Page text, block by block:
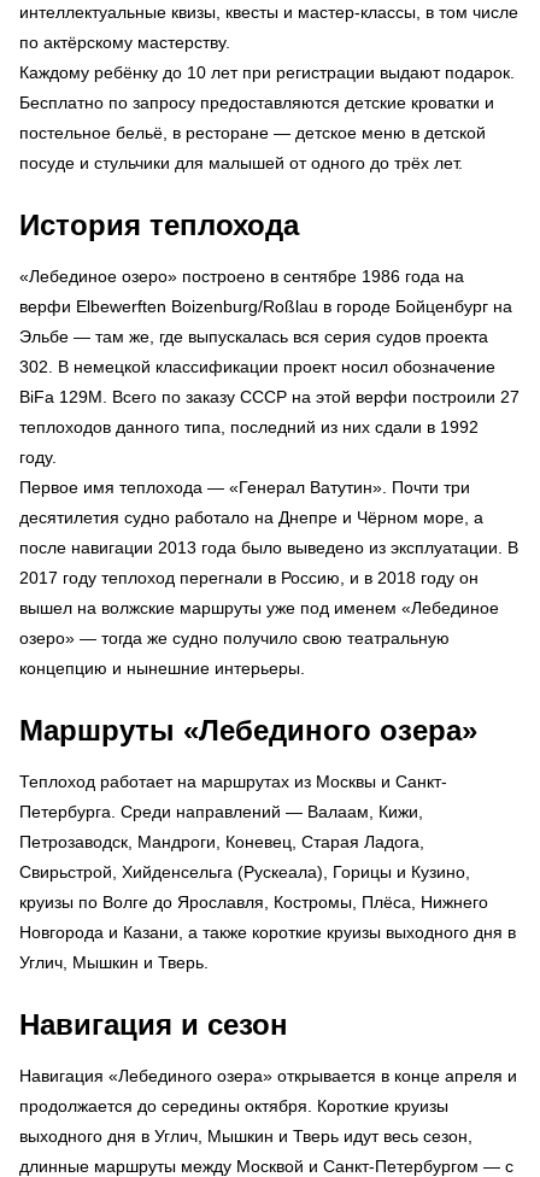
интеллектуальные квизы, квесты и мастер-классы, в том числе
по актёрскому мастерству.
Каждому ребёнку до 10 лет при регистрации выдают подарок.
Бесплатно по запросу предоставляются детские кроватки и
постельное бельё, в ресторане — детское меню в детской
посуде и стульчики для малышей от одного до трёх лет.
История теплохода
«Лебединое озеро» построено в сентябре 1986 года на
верфи Elbewerften Boizenburg/Roßlau в городе Бойценбург на
Эльбе — там же, где выпускалась вся серия судов проекта
302. В немецкой классификации проект носил обозначение
BiFa 129M. Всего по заказу СССР на этой верфи построили 27
теплоходов данного типа, последний из них сдали в 1992
году.
Первое имя теплохода — «Генерал Ватутин». Почти три
десятилетия судно работало на Днепре и Чёрном море, а
после навигации 2013 года было выведено из эксплуатации. В
2017 году теплоход перегнали в Россию, и в 2018 году он
вышел на волжские маршруты уже под именем «Лебединое
озеро» — тогда же судно получило свою театральную
концепцию и нынешние интерьеры.
Маршруты «Лебединого озера»
Теплоход работает на маршрутах из Москвы и Санкт-
Петербурга. Среди направлений — Валаам, Кижи,
Петрозаводск, Мандроги, Коневец, Старая Ладога,
Свирьстрой, Хийденсельга (Рускеала), Горицы и Кузино,
круизы по Волге до Ярославля, Костромы, Плёса, Нижнего
Новгорода и Казани, а также короткие круизы выходного дня в
Углич, Мышкин и Тверь.
Навигация и сезон
Навигация «Лебединого озера» открывается в конце апреля и
продолжается до середины октября. Короткие круизы
выходного дня в Углич, Мышкин и Тверь идут весь сезон,
длинные маршруты между Москвой и Санкт-Петербургом — с